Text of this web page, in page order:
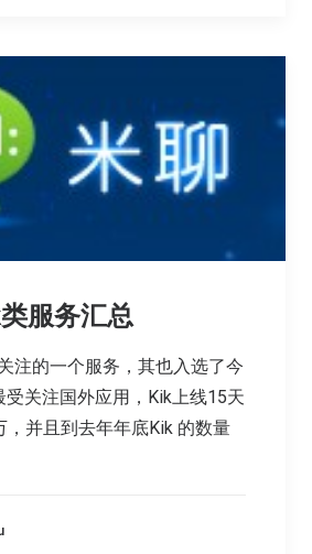
服务汇总
注的一个服务，其也入选了今
受关注国外应用，Kik上线15天
，并且到去年年底Kik 的数量